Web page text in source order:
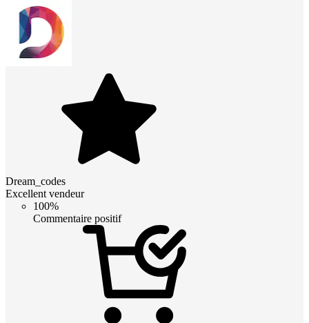
Dream_codes
Excellent vendeur
100%
Commentaire positif